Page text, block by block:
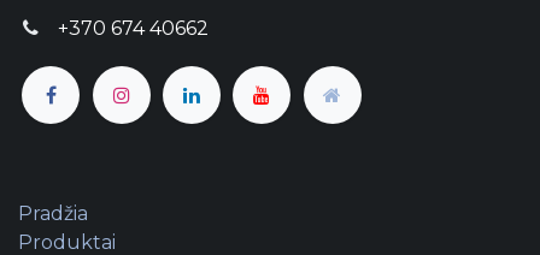
+370 674 40662
Pradžia
Produktai